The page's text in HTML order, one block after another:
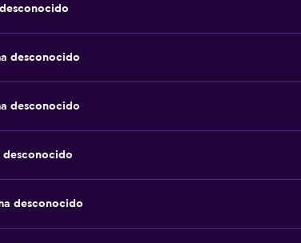
desconocido
desconocido
desconocido
desconocido